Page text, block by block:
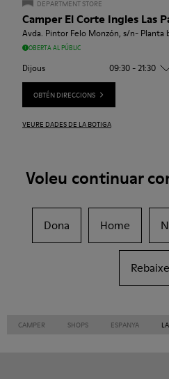
DEPARTMENT STORE
Camper El Corte Ingles Las
Avda. Pintor Felo Monzón, s/n- Planta
OBERTA AL PÚBLIC
Dijous 09:30 - 21:30
OBTÉN DIRECCIONS
VEURE DADES DE LA BOTIGA
Voleu continuar
Dona Home
CAMPER SHOPS ESPANYA